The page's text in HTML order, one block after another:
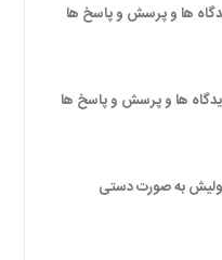
ها و پرسش و پاسخ ها
ها و پرسش و پاسخ ها
به صورت دستی